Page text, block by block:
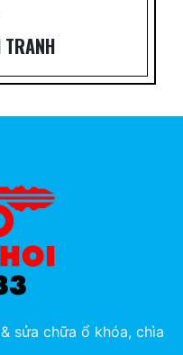
sửa chữa ổ khóa, chìa